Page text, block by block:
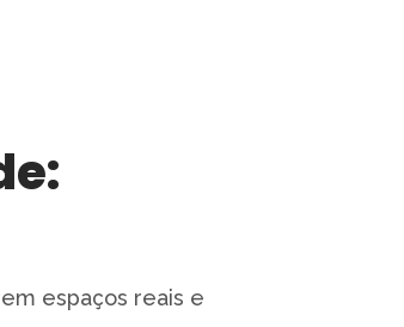
espaços reais e